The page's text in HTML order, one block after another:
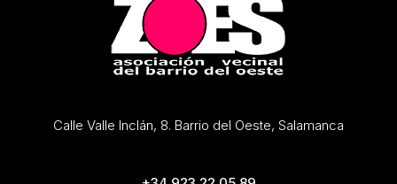
Calle Valle Inclán, 8. Barrio del Oeste, Salamanca